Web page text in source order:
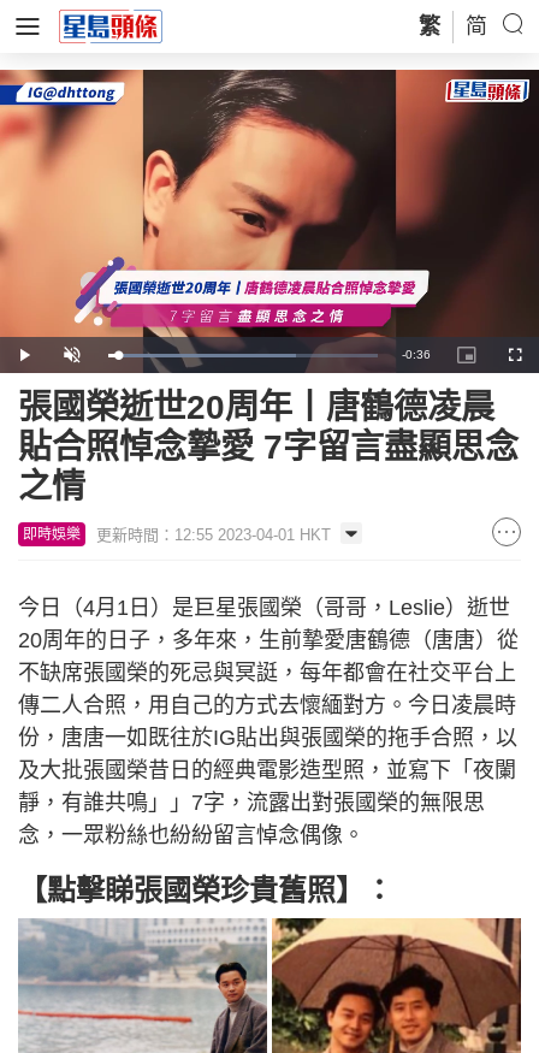
繁 简
Play Unmute Loaded:
69.76%
Remaining
Time
-0:36
Picture-
in-
張國榮逝世20周年丨唐鶴德凌晨
貼合照悼念摯愛 7字留言盡顯思念
之情
即時娛樂 更新時間：12:55 2023-04-01 HKT
今日（4月1日）是巨星張國榮（哥哥，Leslie）逝世
20周年的日子，多年來，生前摯愛唐鶴德（唐唐）從
不缺席張國榮的死忌與冥誔，每年都會在社交平台上
傳二人合照，用自己的方式去懷緬對方。今日凌晨時
份，唐唐一如既往於IG貼出與張國榮的拖手合照，以
及大批張國榮昔日的經典電影造型照，並寫下「夜闌
靜，有誰共鳴」」7字，流露出對張國榮的無限思
念，一眾粉絲也紛紛留言悼念偶像。
【點擊睇張國榮珍貴舊照】：